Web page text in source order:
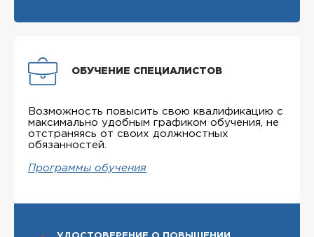
ОБУЧЕНИЕ СПЕЦИАЛИСТОВ
Возможность повысить свою квалификацию с
максимально удобным графиком обучения, не
отстраняясь от своих должностных
обязанностей.
Программы обучения